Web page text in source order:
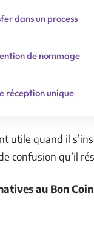
dans un process
de nommage
réception unique
utile quand il
confusion qu’il
au Bon